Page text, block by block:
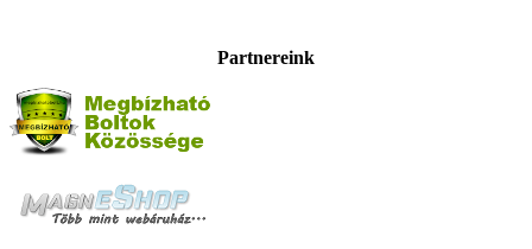
Partnereink